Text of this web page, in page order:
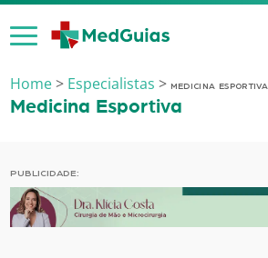
Ir para o conteúdo
Home> Especialistas > MEDICINA ESPORTIVA
Medicina Esportiva
PUBLICIDADE: